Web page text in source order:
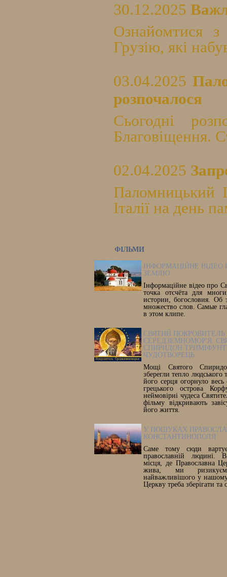
30.12.2025
Ознайомтися
Грузію, які
03.04.2025
розпочалося
Сьогодні
Благовіщення.
02.04.2025
Паломницький
Італії на день
ФІЛЬМИ
ІНФОРМАЦІЙНЕ ВІДЕО
ЗЕМЛЮ
Інформаційне відео про
точка отсчёта для
истории, богословия. Об
множество слов. Самые
в этом клипе.
СВЯТИЙ ПОКРОВИТЕЛЬ
СЕРЕДЗЕМНОМОР'Я.
СПИРИДОН
ЧУДОТВОРЕЦЬ
Мощі Святого
зберегли тепло людського
його серця огорнуло
грецького острова
неймовірні чудеса
фільму відкривають
його життя.
У ПОШУКАХ
КОНСТАНТИНОПОЛЯ
Саме тому сюди
православній людині.
місця, де Православна
жива, ми
найважливішого у
Церкву треба зберігати та